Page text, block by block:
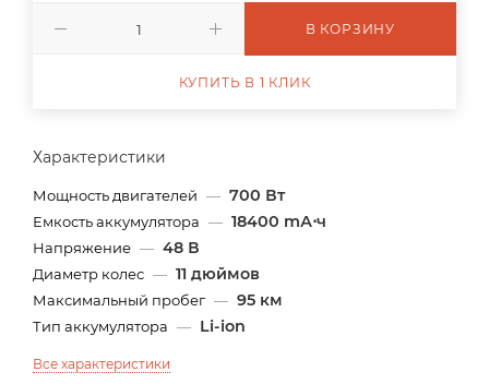
Характеристики
Мощность двигателей — 700 Вт
Емкость аккумулятора — 18400 mА⋅ч
Напряжение — 48 В
Диаметр колес — 11 дюймов
Максимальный пробег — 95 км
Тип аккумулятора — Li-ion
Все характеристики
В КОРЗИНУ
КУПИТЬ В 1 КЛИК